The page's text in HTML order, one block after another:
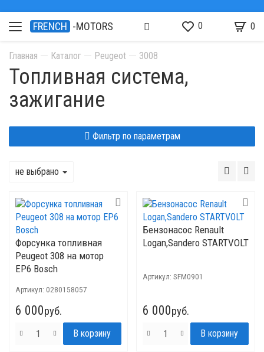
FRENCH -MOTORS 0 0
Главная Каталог Peugeot 3008
Топливная система,
зажигание
Фильтр по параметрам
не выбрано
Форсунка топливная
Peugeot 308 на мотор
EP6 Bosch
Артикул: 0280158057
6 000руб.
Бензонасос Renault
Logan,Sandero STARTVOLT
Артикул: SFM0901
6 000руб.